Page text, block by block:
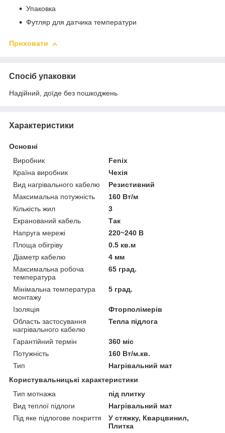
Упаковка
Футляр для датчика температури
Приховати
Спосіб упаковки
Надійний, доїде без пошкоджень
Характеристики
Основні
Виробник
Fenix
Країна виробник
Чехія
Вид нагрівального кабелю
Резистивний
Максимальна потужність
160 Вт/м
Кількість жил
3
Екранований кабель
Так
Напруга мережі
220~240 В
Площа обігріву
0.5 кв.м
Діаметр кабелю
4 мм
Максимальна робоча
температура
65 град.
Мінімальна температура
монтажу
5 град.
Ізоляція
Фторполімерів
Область застосування
нагрівального кабелю
Тепла підлога
Гарантійний термін
360 міс
Потужність
160 Вт/м.кв.
Тип
Нагрівальний мат
Користувальницькі характеристики
Тип мотнажа
під плитку
Вид теплої підлоги
Нагрівальний мат
Під яке підлогове покриття
У стяжку, Кварцвинил,
Плитка